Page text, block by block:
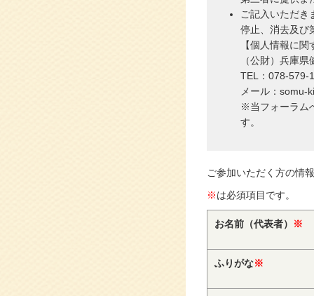
ご記入いただき
停止、消去及び
【個人情報に
（公財）兵庫
TEL：078-579-
メール：somu-
※当フォーラム
す。
ご参加いただく方の情
※は必須項目です。
お名前（代表者） ※
ふりがな※